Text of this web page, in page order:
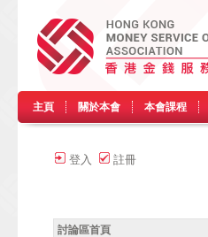
主頁 關於本會 本會課程
登入 註冊
討論區首頁